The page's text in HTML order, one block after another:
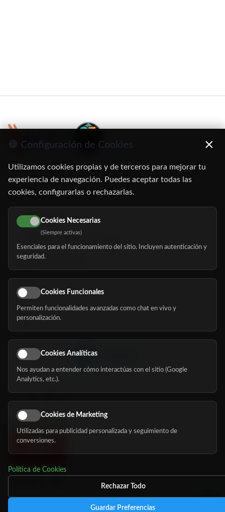
C/ Oruro, 11. 28016 Madrid
91 345 06 26
616 113 103
hola@mundomayor.com
Buscador de residencias
Eventos
Nosotros
Síguenos
🍪 Configuración de Cookies ×
Utilizamos cookies propias y de terceros para mejorar tu
experiencia de navegación. Puedes aceptar todas las
cookies, configurarlas o rechazarlas.
Cookies Necesarias
(Siempre activas)
Esenciales para el funcionamiento del sitio. Incluyen autenticación y
seguridad.
Cookies Funcionales
Permiten funcionalidades avanzadas como chat en vivo y
personalización.
Cookies Analíticas
Nos ayudan a entender cómo interactúas con el sitio (Google
Analytics, etc.).
Cookies de Marketing
Utilizadas para publicidad personalizada y seguimiento de
conversiones.
Política de Cookies
Rechazar Todo
Guardar Preferencias